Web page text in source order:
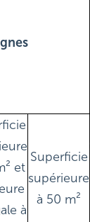
et
à
Superficie
supérieure
à 50 m²